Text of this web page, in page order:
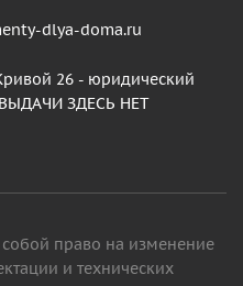
dlya-doma.ru
26 - юридический
ЗДЕСЬ НЕТ
собой право на изменение
и технических